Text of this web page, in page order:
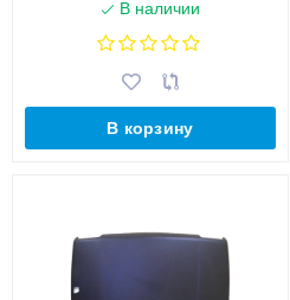
В наличии
В корзину